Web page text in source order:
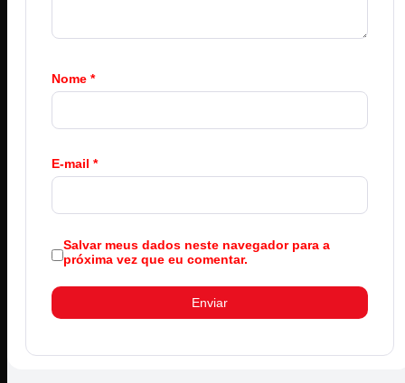
Nome *
E-mail *
Salvar meus dados neste navegador para a
próxima vez que eu comentar.